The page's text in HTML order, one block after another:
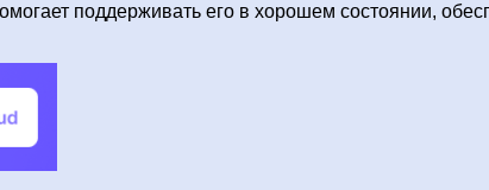
поддерживать его в хорошем состоянии,